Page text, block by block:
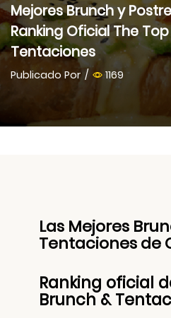
Mejores Brunch y
Ranking Oficial The
Tentaciones
Publicado Por / 1169
Las Mejores
Tentaciones de
Ranking oficial
Brunch &